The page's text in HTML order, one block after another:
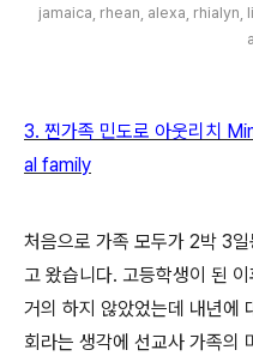
jamaica, rhean, alexa,
3. 찐가족 민도로 아웃리치
al family
처음으로 가족 모두가 2박 3
고 왔습니다. 고등학생이 된
거의 하지 않았었는데 내년에
회라는 생각에 선교사 가족의